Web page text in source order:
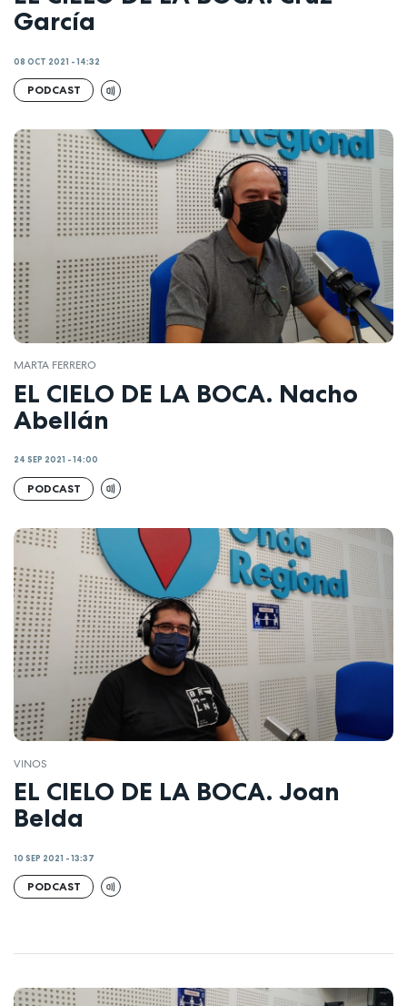
García
08 OCT 2021 - 14:32
PODCAST
MARTA FERRERO
EL CIELO DE LA BOCA. Nacho
Abellán
24 SEP 2021 - 14:00
PODCAST
VINOS
EL CIELO DE LA BOCA. Joan
Belda
10 SEP 2021 - 13:37
PODCAST